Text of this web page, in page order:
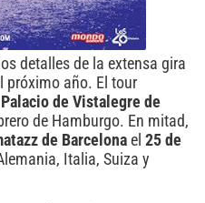
detalles de la extensa gira
próximo año. El tour
Palacio de Vistalegre de
de Hamburgo. En mitad,
de Barcelonael 25 de
Italia, Suiza y